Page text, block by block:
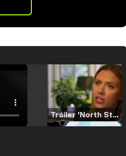
Tráiler 'North Star' (2023)